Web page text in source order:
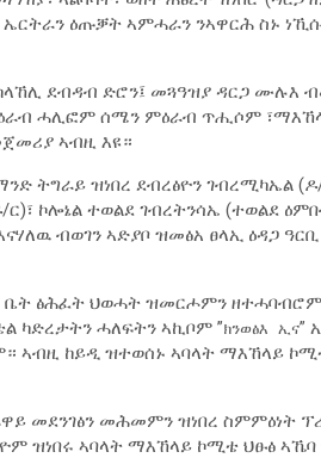
ዕጡቓት ኣምሓራን ንኣዋርሕ ስኑ
ደብዳብ ድሮን፤ መጓዓዝያ ዳርጋ ሙሉእ
ሓሊፎም ሰሜን ምዕራብ ጥሒሶም
ኣብዚ እዩ።
ትግራይ ዝነበረ ደብረፅዮን ገብረሚካኤል
ኮሎኔል ተወልደ ገብረትንሳኤ (ተወልደ
ብወገን ኣድያቦ ዝመፅአ ፀላኢ ዕዳጋ
ፅሕፈት ህወሓት ዝመርሖምን
ካድረታትን ሓለፍትን ኣኪቦም ”ክንወፅእ ኢና”
ኣብዚ ከይዲ ዝተወሰኑ ኣባላት ማእኸላይ
መደንገፅን መሕመምን ዝነበረ ስምምዕነት
ዝነበሩ ኣባላት ማእኸላይ ኮሚቴ ህፁፅ